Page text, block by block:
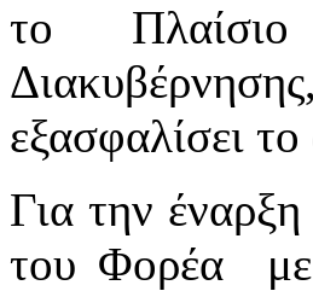
το Πλαίσιο
εξασφαλίσει
Για την
του Φορέα με